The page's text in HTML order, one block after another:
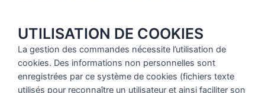
UTILISATION DE COOKIES
La gestion des commandes nécessite l’utilisation de
cookies. Des informations non personnelles sont
enregistrées par ce système de cookies (fichiers texte
utilisés pour reconnaître un utilisateur et ainsi faciliter son